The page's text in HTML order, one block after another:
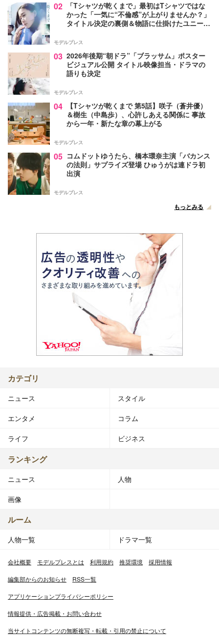
02
「Tシャツが乾くまで」最初はTシャツではな
かった「一気に“不倫感”が上がりませんか？」
タイトル決定の裏側＆物語に仕掛けたユニーク
モデルプレス
03 2026年後期“朝ドラ”「ブラッサム」ポスター
ビジュアル公開 タイトル映像担当・ドラマの
語りも決定
モデルプレス
04
【Tシャツが乾くまで 第5話】咲子（蒼井優）
＆樹生（中島歩）、心許しあえる関係に 事故
から一年・新たな章の幕上がる
モデルプレス
05 コムドットゆうたら、橋本環奈主演「バカンス
の法則」サプライズ登場 ひゅうがは連ドラ初
出演
モデルプレス
もっとみる
カテゴリ
ニュース スタイル
エンタメ コラム
ライフ ビジネス
ランキング
ニュース 人物
画像
ルーム
人物一覧 ドラマ一覧
会社概要 モデルプレスとは 利用規約 推奨環境 採用情報
編集部からのお知らせ RSS一覧
アプリケーションプライバシーポリシー
情報提供・広告掲載・お問い合わせ
当サイトコンテンツの無断複写・転載・引用の禁止について